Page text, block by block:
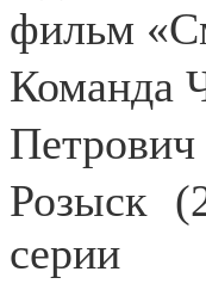
фильм
Команда
Петрович
Розыск
серии